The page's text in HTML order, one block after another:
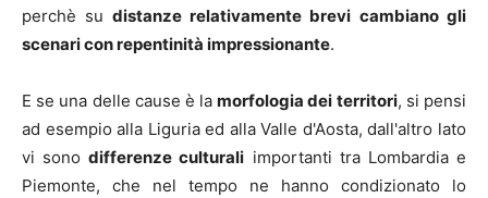
perchè su distanze relativamente brevi cambiano gli
scenari con repentinità impressionante.
E se una delle cause è lamorfologia dei territori, si pensi
ad esempio alla Liguria ed alla Valle d'Aosta, dall'altro lato
vi sonodifferenze culturali importanti tra Lombardia e
Piemonte, che nel tempo ne hanno condizionato lo